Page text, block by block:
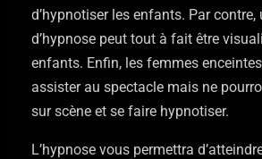
d’hypnotiser les enfants. Par contre,
d’hypnose peut tout à fait être
enfants. Enfin, les femmes
assister au spectacle mais ne
sur scène et se faire hypnotiser.
L’hypnose vous permettra